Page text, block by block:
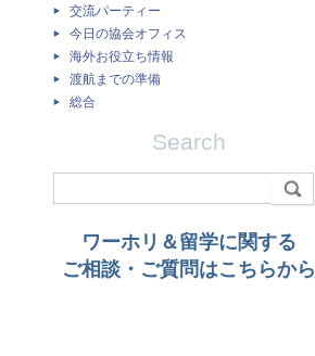
交流パーティー
今日の協会オフィス
海外お役立ち情報
渡航までの準備
総合
Search
ワーホリ＆留学に関する
ご相談・ご質問はこちらから